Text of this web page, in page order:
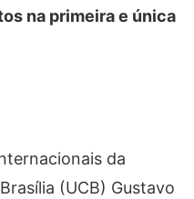
na primeira e única
da
(UCB) Gustavo